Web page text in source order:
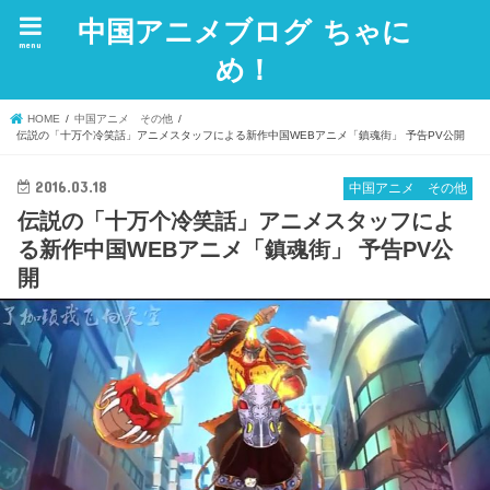
中国アニメブログ ちゃに
め！
menu
HOME
中国アニメ その他
伝説の「十万个冷笑話」アニメスタッフによる新作中国WEBアニメ「鎮魂街」 予告PV公開
中国アニメ その他
2016.03.18
伝説の「十万个冷笑話」アニメスタッフによ
る新作中国WEBアニメ「鎮魂街」 予告PV公
開